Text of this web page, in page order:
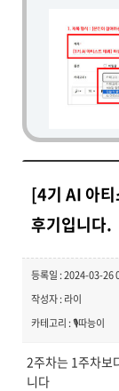
[4기 AI 아
후기입니다.
등록일 : 2024-03-26
작성자 : 라이
카테고리 : 🎙️따능이
2주차는 1주차보
니다